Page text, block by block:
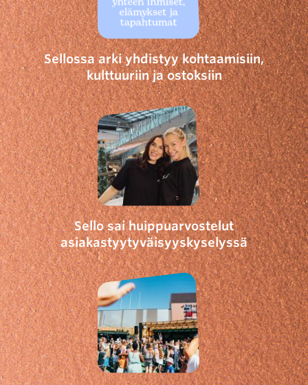
Sellossa arki yhdistyy kohtaamisiin,
kulttuuriin ja ostoksiin
Sello sai huippuarvostelut
asiakastyytyväisyyskyselyssä